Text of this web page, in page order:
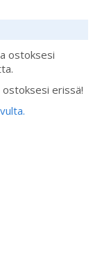
ostoksesi
erissä!